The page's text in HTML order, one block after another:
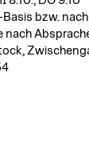
bzw. nach
nach